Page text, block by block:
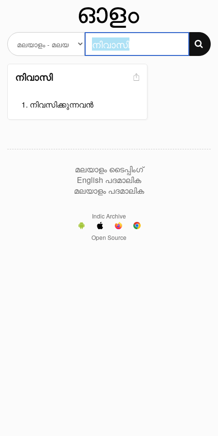
നിവാസി
നിവസിക്കുന്നവൻ
മലയാളം ടൈപ്പിംഗ്
English പദമാലിക
മലയാളം പദമാലിക
Indic Archive
Open Source